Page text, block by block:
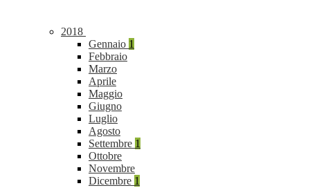
2018
Gennaio 1
Febbraio
Marzo
Aprile
Maggio
Giugno
Luglio
Agosto
Settembre 1
Ottobre
Novembre
Dicembre 1